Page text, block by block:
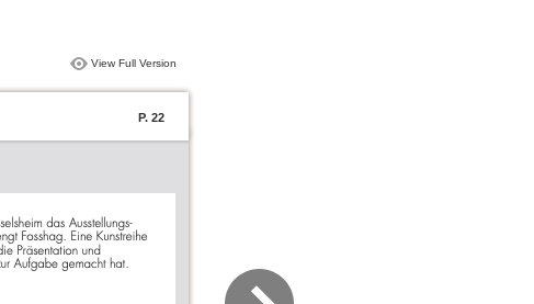
View Full Version
P. 22